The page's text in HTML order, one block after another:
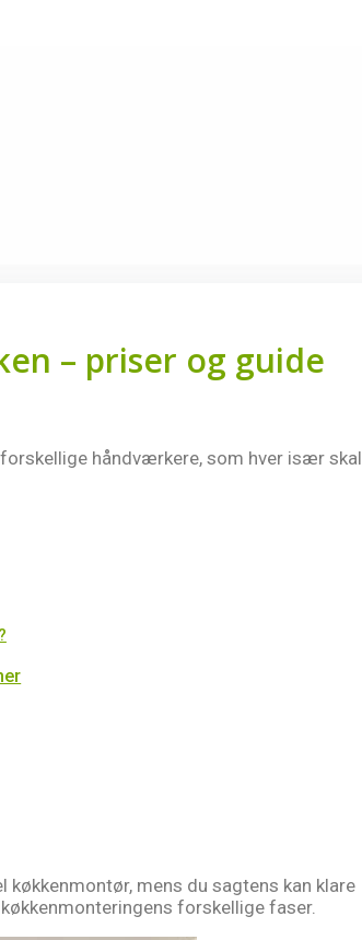
– priser og guide
håndværkere, som hver især skal
mens du sagtens kan klare
forskellige faser.